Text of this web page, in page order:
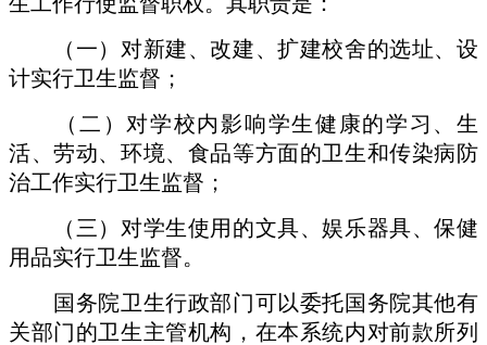
（一）对新建、改建、扩建校舍的选址、设
计实行卫生监督；
（二）对学校内影响学生健康的学习、生
活、劳动、环境、食品等方面的卫生和传染病防
治工作实行卫生监督；
（三）对学生使用的文具、娱乐器具、保健
用品实行卫生监督。
国务院卫生行政部门可以委托国务院其他有
关部门的卫生主管机构，在本系统内对前款所列